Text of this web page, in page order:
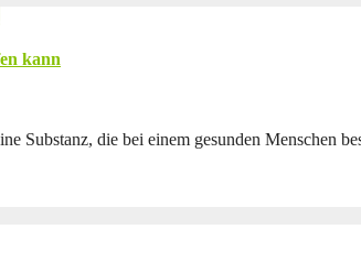
kann
Substanz, die bei einem gesunden Menschen